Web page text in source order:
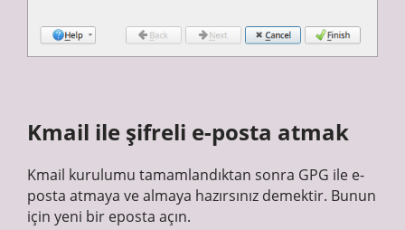
Kmail ile şifreli e-posta atmak
Kmail kurulumu tamamlandıktan sonra GPG ile e-
posta atmaya ve almaya hazırsınız demektir. Bunun
için yeni bir eposta açın.